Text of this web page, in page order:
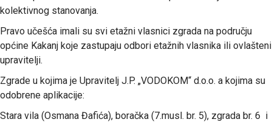
kolektivnog stanovanja.
Pravo učešća imali su svi etažni vlasnici zgrada na području
općine Kakanj koje zastupaju odbori etažnih vlasnika ili ovlašteni
upravitelji.
Zgrade u kojima je Upravitelj J.P. „VODOKOM“ d.o.o. a kojima su
odobrene aplikacije:
Stara vila (Osmana Đafića), boračka (7.musl. br. 5), zgrada br. 6 i